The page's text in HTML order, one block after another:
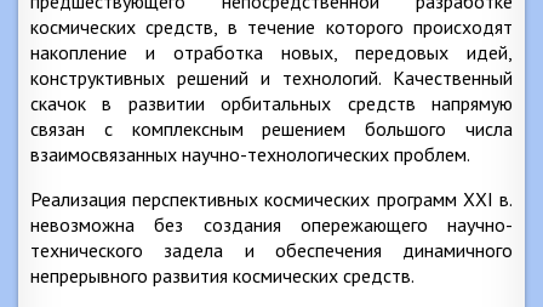
космических средств, в течение которого происходят
накопление и отработка новых, передовых идей,
конструктивных решений и технологий. Качественный
скачок в развитии орбитальных средств напрямую
связан с комплексным решением большого числа
взаимосвязанных научно-технологических проблем.
Реализация перспективных космических программ XXI в.
невозможна без создания опережающего научно-
технического задела и обеспечения динамичного
непрерывного развития космических средств.